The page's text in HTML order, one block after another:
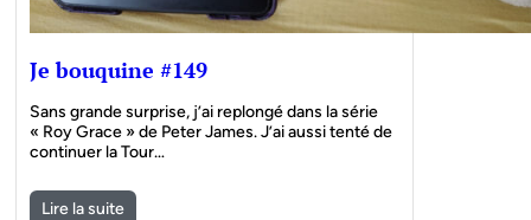
Je bouquine #149
Sans grande surprise, j’ai replongé dans la série
« Roy Grace » de Peter James. J’ai aussi tenté de
continuer la Tour…
Lire la suite